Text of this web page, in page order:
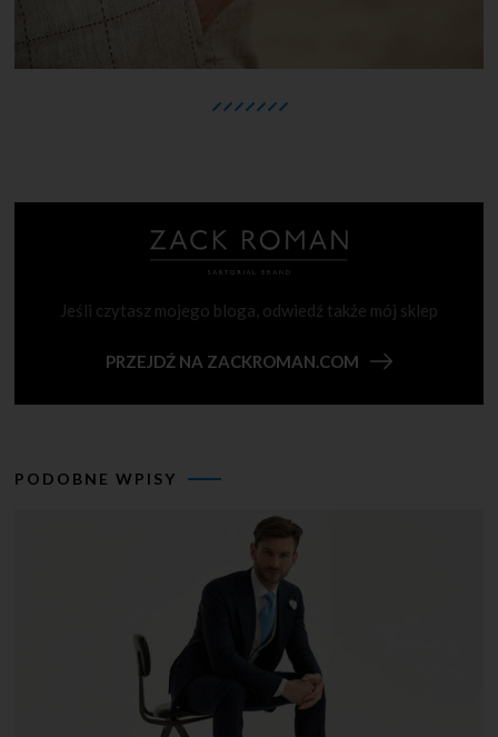
Jeśli czytasz mojego bloga, odwiedź także mój sklep
PRZEJDŹ NA ZACKROMAN.COM
PODOBNE WPISY